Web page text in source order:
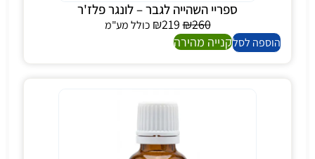
ספריי השהייה לגבר – לונגר פלז'ר
₪260
₪219
כולל מע"מ
הוספה לסלקנייה מהירה